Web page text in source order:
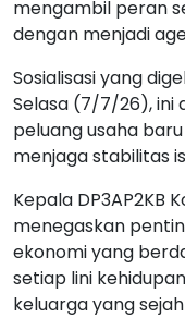
mengambil peran
dengan menjadi
Sosialisasi yang
Selasa (7/7/26), ini
peluang usaha
menjaga stabilitas
Kepala DP3AP2KB
menegaskan
ekonomi yang
setiap lini
keluarga yang